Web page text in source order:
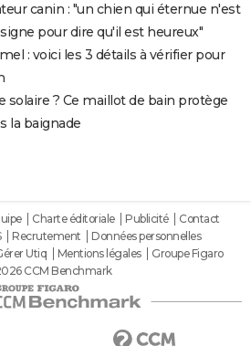
canin : "un chien qui éternue n'est
pour dire qu'il est heureux"
: voici les 3 détails à vérifier pour
solaire ? Ce maillot de bain protège
la baignade
Charte éditoriale Publicité
Contact
Recrutement
Données personnelles
Utiq Mentions légales
Groupe Figaro
CCM Benchmark